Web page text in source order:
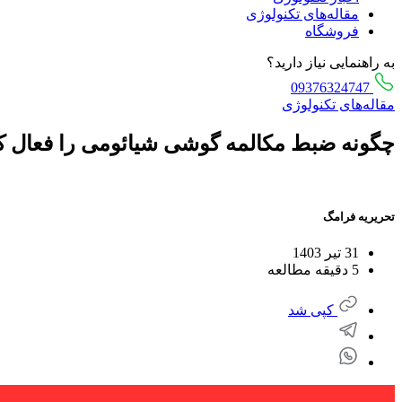
مقاله‌های تکنولوژی
فروشگاه
به راهنمایی نیاز دارید؟
مقاله‌های تکنولوژی
چگونه ضبط مکالمه گوشی شیائومی را فعال
تحریریه فرامگ
31 تیر 1403
5 دقیقه مطالعه
کپی شد